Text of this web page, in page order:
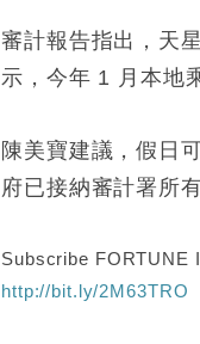
審計報告指出，天
示，今年 1 月本地
陳美寶建議，假日
府已接納審計署所
Subscribe FORTUNE
http://bit.ly/2M63TRO